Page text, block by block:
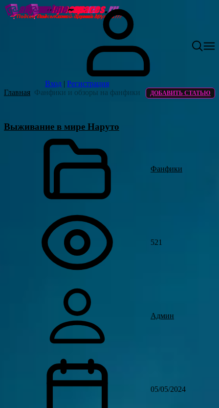
Вход | Регистрация
Главная Фанфики и обзоры на фанфики ДОБАВИТЬ СТАТЬЮ
Выживание в мире Наруто
Фанфики
521
Админ
05/05/2024